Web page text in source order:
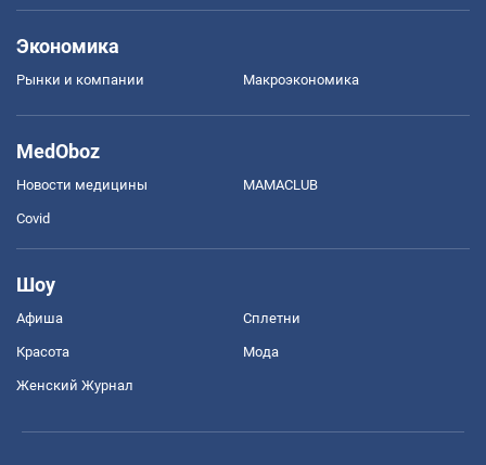
Экономика
Рынки и компании Mакроэкономика
MedOboz
Новости медицины MAMACLUB
Covid
Шоу
Афиша Сплетни
Красота Мода
Женский Журнал